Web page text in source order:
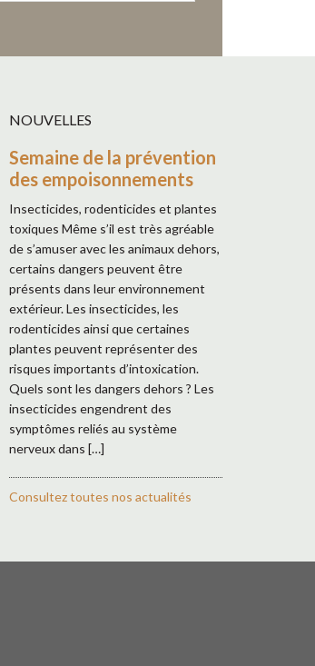
NOUVELLES
Semaine de la prévention
des empoisonnements
Insecticides, rodenticides et plantes
toxiques Même s’il est très agréable
de s’amuser avec les animaux dehors,
certains dangers peuvent être
présents dans leur environnement
extérieur. Les insecticides, les
rodenticides ainsi que certaines
plantes peuvent représenter des
risques importants d’intoxication.
Quels sont les dangers dehors ? Les
insecticides engendrent des
symptômes reliés au système
nerveux dans […]
Consultez toutes nos actualités